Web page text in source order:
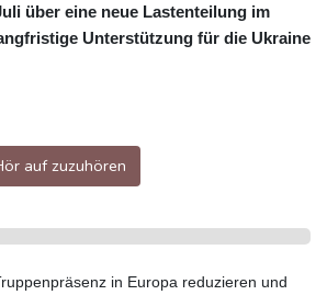
über eine neue Lastenteilung im
Unterstützung für die Ukraine
auf zuzuhören
in Europa reduzieren und